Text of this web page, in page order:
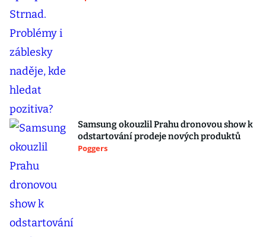
Samsung okouzlil Prahu dronovou show k
odstartování prodeje nových produktů
Poggers